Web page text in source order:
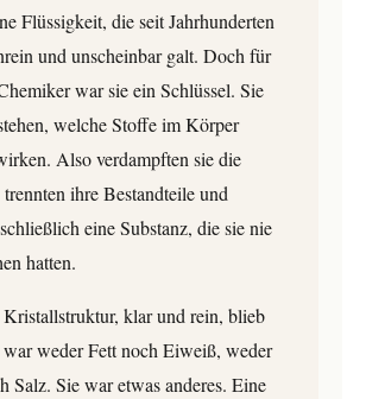
Flüssigkeit, die seit Jahrhunderten
und unscheinbar galt. Doch für
war sie ein Schlüssel. Sie
welche Stoffe im Körper
Also verdampften sie die
ihre Bestandteile und
eine Substanz, die sie nie
hatten.
klar und rein, blieb
weder Fett noch Eiweiß, weder
Salz. Sie war etwas anderes. Eine